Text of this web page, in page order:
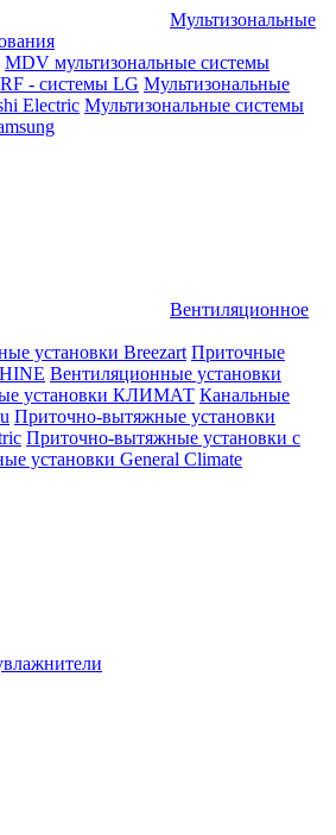
Мультизональные
MDV мультизональные системы
- системы LG Мультизональные
Electric Мультизональные системы
Вентиляционное
установки Breezart Приточные
Вентиляционные установки
установки КЛИМАТ Канальные
Приточно-вытяжные установки
Приточно-вытяжные установки с
установки General Climate